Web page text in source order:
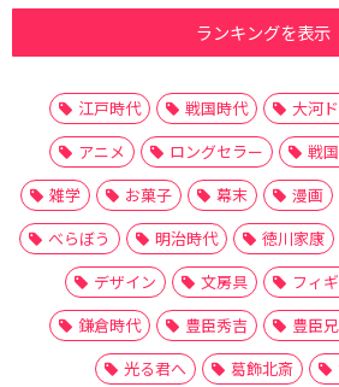
ランキングを表示
江戸時代 戦国時代 大河
アニメ
ロングセラー 戦
雑学
お菓子 幕末 漫画
べらぼう
明治時代 徳川家康
デザイン
文房具 フィ
鎌倉時代
豊臣秀吉 豊臣
光る君へ
葛飾北斎